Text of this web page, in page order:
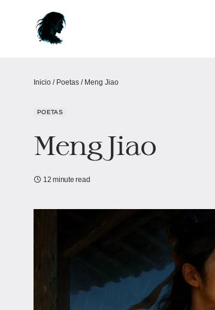
Inicio / Poetas / Meng Jiao
POETAS
Meng Jiao
12 minute read